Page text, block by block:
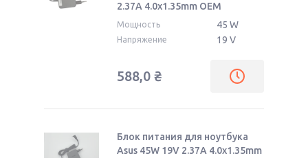
2.37A 4.0x1.35mm OEM
Мощность 45 W
Напряжение 19 V
588,0 ₴
Блок питания для ноутбука
Asus 45W 19V 2.37A 4.0x1.35mm